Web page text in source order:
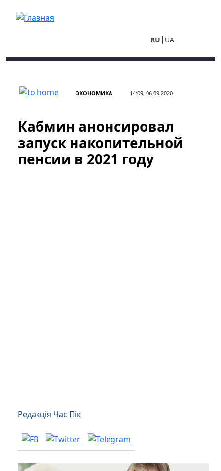
RU UA
ЭКОНОМИКА 14:09, 06.09.2020
Кабмин анонсировал
запуск накопительной
пенсии в 2021 году
Редакція Час Пік